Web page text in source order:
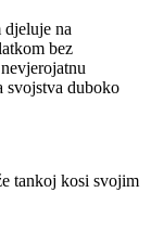
na
bez
svojstva duboko
tankoj kosi svojim